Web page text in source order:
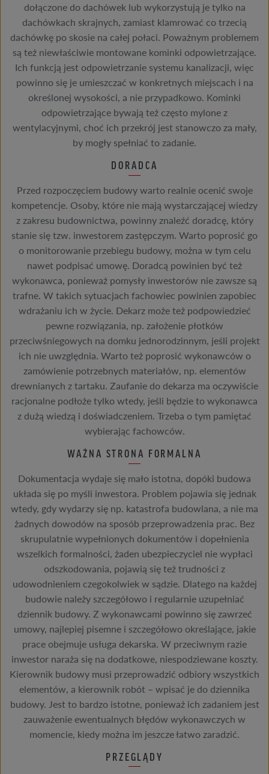
dołączone do dachówek lub wykorzystują je tylko na
dachówkach skrajnych, zamiast klamrować co trzecią
dachówkę po skosie na całej połaci. Poważnym problemem
są też niewłaściwie montowane kominki odpowietrzające.
Ich funkcją jest odpowietrzanie systemu kanalizacji, więc
powinno się je umieszczać w konkretnych miejscach i na
określonej wysokości, a nie przypadkowo. Kominki
odpowietrzające bywają też często mylone z
wentylacyjnymi, choć ich przekrój jest stanowczo za mały,
by mogły spełniać to zadanie.
DORADCA
Przed rozpoczęciem budowy warto realnie ocenić swoje
kompetencje. Osoby, które nie mają wystarczającej wiedzy
z zakresu budownictwa, powinny znaleźć doradcę, który
stanie się tzw. inwestorem zastępczym. Warto poprosić go
o monitorowanie przebiegu budowy, można w tym celu
nawet podpisać umowę. Doradcą powinien być też
wykonawca, ponieważ pomysły inwestorów nie zawsze są
trafne. W takich sytuacjach fachowiec powinien zapobiec
wdrażaniu ich w życie. Dekarz może też podpowiedzieć
pewne rozwiązania, np. założenie płotków
przeciwśniegowych na domku jednorodzinnym, jeśli projekt
ich nie uwzględnia. Warto też poprosić wykonawców o
zamówienie potrzebnych materiałów, np. elementów
drewnianych z tartaku. Zaufanie do dekarza ma oczywiście
racjonalne podłoże tylko wtedy, jeśli będzie to wykonawca
z dużą wiedzą i doświadczeniem. Trzeba o tym pamiętać
wybierając fachowców.
WAŻNA STRONA FORMALNA
Dokumentacja wydaje się mało istotna, dopóki budowa
układa się po myśli inwestora. Problem pojawia się jednak
wtedy, gdy wydarzy się np. katastrofa budowlana, a nie ma
żadnych dowodów na sposób przeprowadzenia prac. Bez
skrupulatnie wypełnionych dokumentów i dopełnienia
wszelkich formalności, żaden ubezpieczyciel nie wypłaci
odszkodowania, pojawią się też trudności z
udowodnieniem czegokolwiek w sądzie. Dlatego na każdej
budowie należy szczegółowo i regularnie uzupełniać
dziennik budowy. Z wykonawcami powinno się zawrzeć
umowy, najlepiej pisemne i szczegółowo określające, jakie
prace obejmuje usługa dekarska. W przeciwnym razie
inwestor naraża się na dodatkowe, niespodziewane koszty.
Kierownik budowy musi przeprowadzić odbiory wszystkich
elementów, a kierownik robót – wpisać je do dziennika
budowy. Jest to bardzo istotne, ponieważ ich zadaniem jest
zauważenie ewentualnych błędów wykonawczych w
momencie, kiedy można im jeszcze łatwo zaradzić.
PRZEGLĄDY